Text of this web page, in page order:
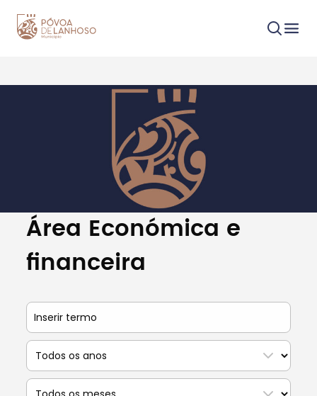
Tipo de conteúdo
Filtros
Área Económica e
financeira
Inserir
texto
para
pesquisar
Escolha
o
ano
Escolha